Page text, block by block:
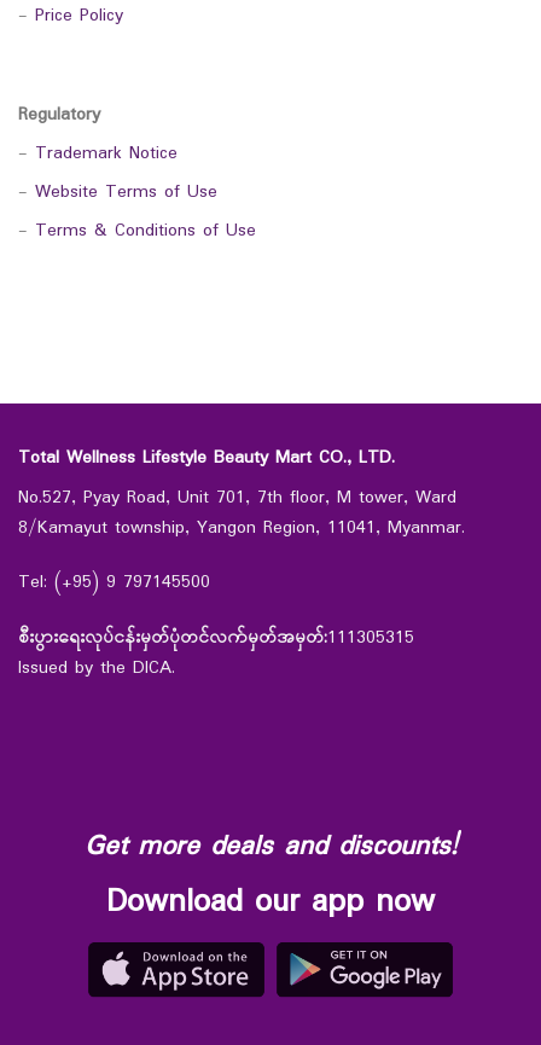
- Price Policy
Regulatory
- Trademark Notice
- Website Terms of Use
- Terms & Conditions of Use
Total Wellness Lifestyle Beauty Mart CO., LTD.
No.527, Pyay Road, Unit 701, 7th floor, M tower, Ward
8/Kamayut township, Yangon Region, 11041, Myanmar.
Tel: (+95) 9 797145500
စီးပွားရေးလုပ်ငန်းမှတ်ပုံတင်လက်မှတ်အမှတ်:111305315
Issued by the DICA.
Get more deals and discounts!
Download our app now